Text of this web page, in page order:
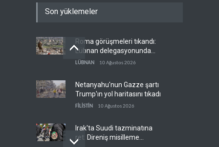
Son yüklemeler
Roma görüşmeleri tıkandı:
Lübnan delegasyonunda
anlaşmazlık çıktı
LÜBNAN 10 Ağustos 2026
Netanyahu'nun Gazze şartı
Trump'ın yol haritasını tıkadı
FİLİSTİN 10 Ağustos 2026
Irak'ta Suudi tazminatına
ret: Direniş misilleme